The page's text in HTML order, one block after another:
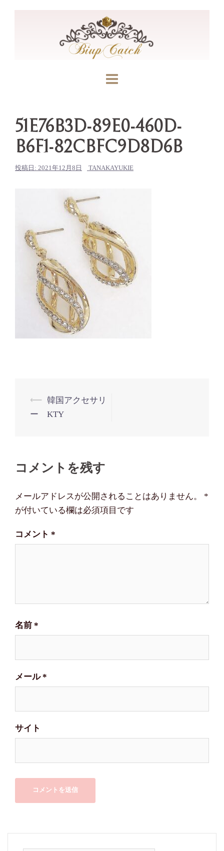
51E76B3D-89E0-460D-
B6F1-82CBFC9D8D6B
投稿日: 2021年12月8日 TANAKAYUKIE
投
ゲ
ー
シ
ョ
ン
⟵ 韓国アクセサリ
ー KTY
コメントを残す
メールアドレスが公開されることはありません。
*
が付いている欄は必須項目です
コメント *
名前 *
メール*
サイト